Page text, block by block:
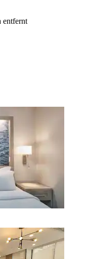
entfernt